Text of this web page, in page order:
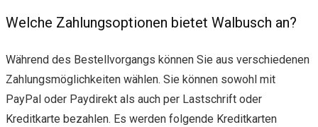
Welche Zahlungsoptionen bietet Walbusch an?
Während des Bestellvorgangs können Sie aus verschiedenen
Zahlungsmöglichkeiten wählen. Sie können sowohl mit
PayPal oder Paydirekt als auch per Lastschrift oder
Kreditkarte bezahlen. Es werden folgende Kreditkarten